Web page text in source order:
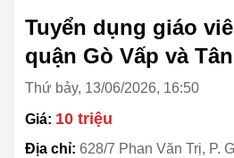
Tuyển dụng giáo
quận Gò Vấp và
Thứ bảy, 13/06/2026, 16:50
Giá: 10 triệu
Địa chỉ: 628/7 Phan Văn Trị, P.